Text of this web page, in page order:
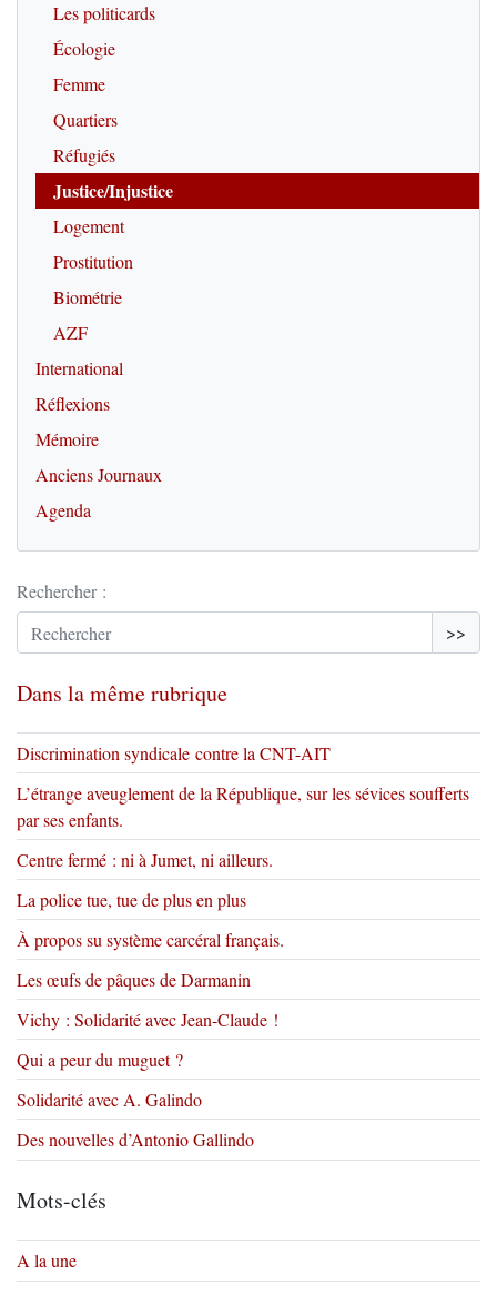
Les politicards
Écologie
Femme
Quartiers
Réfugiés
Justice/Injustice
Logement
Prostitution
Biométrie
AZF
International
Réflexions
Mémoire
Anciens Journaux
Agenda
Rechercher :
>>
Dans la même rubrique
Discrimination syndicale contre la CNT-AIT
L’étrange aveuglement de la République, sur les sévices soufferts
par ses enfants.
Centre fermé : ni à Jumet, ni ailleurs.
La police tue, tue de plus en plus
À propos su système carcéral français.
Les œufs de pâques de Darmanin
Vichy : Solidarité avec Jean-Claude !
Qui a peur du muguet ?
Solidarité avec A. Galindo
Des nouvelles d’Antonio Gallindo
Mots-clés
A la une